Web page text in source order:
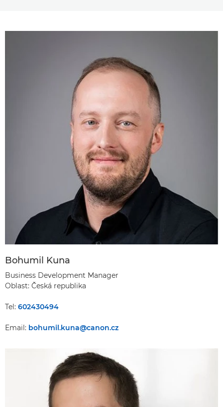
Bohumil Kuna
Business Development Manager
Oblast: Česká republika
Tel: 602430494
Email: bohumil.kuna@canon.cz